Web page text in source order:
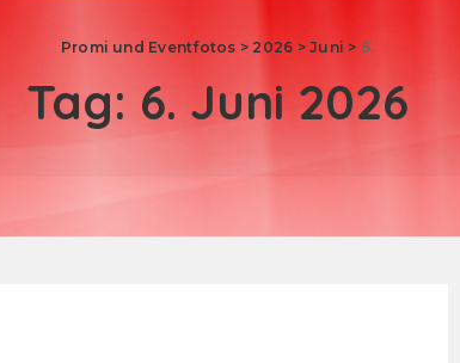
Promi und Eventfotos > 2026 >Juni > 6.
Tag: 6. Juni 2026